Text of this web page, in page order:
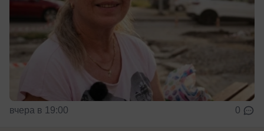
вчера в 19:00 0